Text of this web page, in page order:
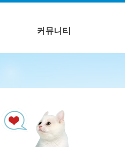
커뮤니티